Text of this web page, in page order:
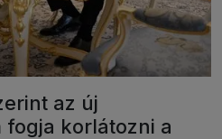
az új
korlátozni a